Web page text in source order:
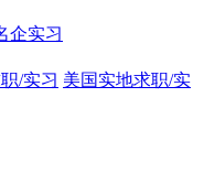
企实习
/实习 美国实地求职/实